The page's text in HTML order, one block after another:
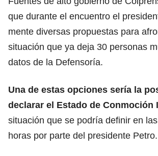
que durante el encuentro el
mente diversas propuestas para
situación que ya deja 30 personas
datos de la Defensoría.
Una de estas opciones sería la
declarar el Estado de Conmoción
situación que se podría definir en
horas por parte del presidente Petro.